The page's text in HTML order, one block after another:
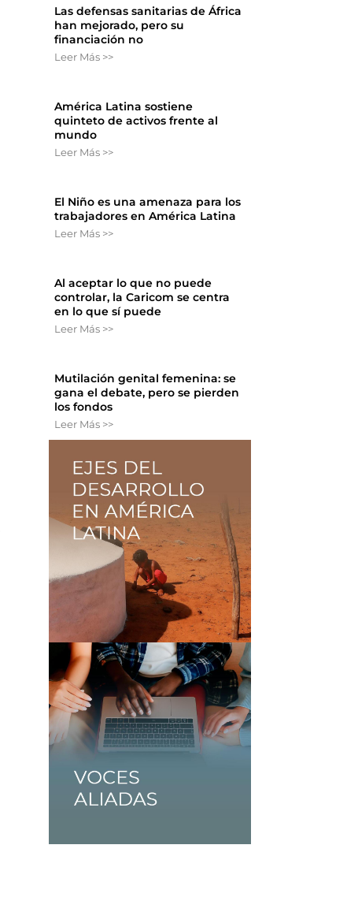
Las defensas sanitarias de África
han mejorado, pero su
financiación no
Leer Más >>
América Latina sostiene
quinteto de activos frente al
mundo
Leer Más >>
El Niño es una amenaza para los
trabajadores en América Latina
Leer Más >>
Al aceptar lo que no puede
controlar, la Caricom se centra
en lo que sí puede
Leer Más >>
Mutilación genital femenina: se
gana el debate, pero se pierden
los fondos
Leer Más >>